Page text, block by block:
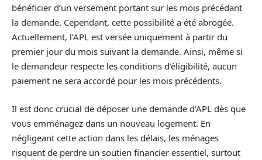
bénéficier d’un versement portant sur les mois précédant
la demande. Cependant, cette possibilité a été abrogée.
Actuellement, l’APL est versée uniquement à partir du
premier jour du mois suivant la demande. Ainsi, même si
le demandeur respecte les conditions d’éligibilité, aucun
paiement ne sera accordé pour les mois précédents.
Il est donc crucial de déposer une demande d’APL dès que
vous emménagez dans un nouveau logement. En
négligeant cette action dans les délais, les ménages
risquent de perdre un soutien financier essentiel, surtout